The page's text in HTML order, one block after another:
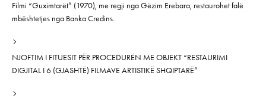
Filmi “Guximtarët” (1970), me regji nga Gëzim Erebara, restaurohet falë
mbështetjes nga Banka Credins.
NJOFTIM I FITUESIT PËR PROCEDURËN ME OBJEKT “RESTAURIMI
DIGJITAL I 6 (GJASHTË) FILMAVE ARTISTIKË SHQIPTARË”